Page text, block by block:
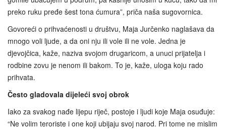
preko ruku pređe šest tona ćumura”, priča naša sugovornica.
Govoreći o prihvaćenosti u društvu, Maja Jurčenko naglašava da
mnogo voli ljude, a da oni nju ili vole ili ne vole. Jedna je
djevojčica, kaže, naziva svojom drugaricom, a unuci prijatelja i
rodbine zovu je nenom ili bakom. To je, kaže, uloga koju rado
prihvata.
Često gladovala dijeleći svoj obrok
Iako za svakog nađe lijepu riječ, postoje i ljudi koje Maja osuđuje:
“Ne volim teroriste i one koji ubijaju svoj narod. Pri tome ne mislim